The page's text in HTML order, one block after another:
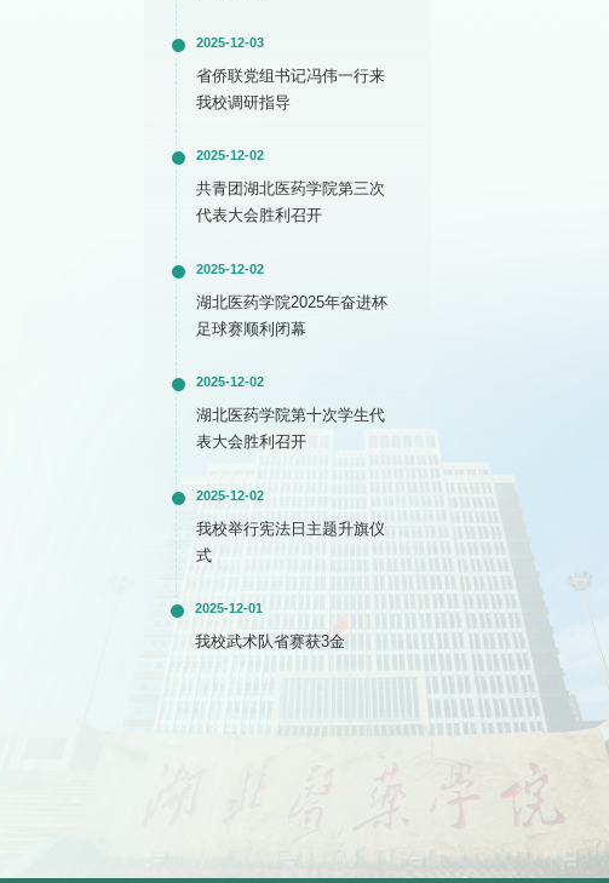
2025-12-03
省侨联党组书记冯伟一行来
我校调研指导
2025-12-02
共青团湖北医药学院第三次
代表大会胜利召开
2025-12-02
湖北医药学院2025年奋进杯
足球赛顺利闭幕
2025-12-02
湖北医药学院第十次学生代
表大会胜利召开
2025-12-02
我校举行宪法日主题升旗仪
式
2025-12-01
我校武术队省赛获3金